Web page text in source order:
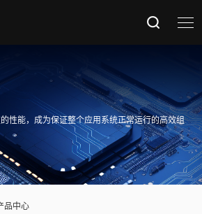
性能，成为保证整个应用系统正常运行的高效组
品中心